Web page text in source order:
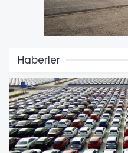
Haberler